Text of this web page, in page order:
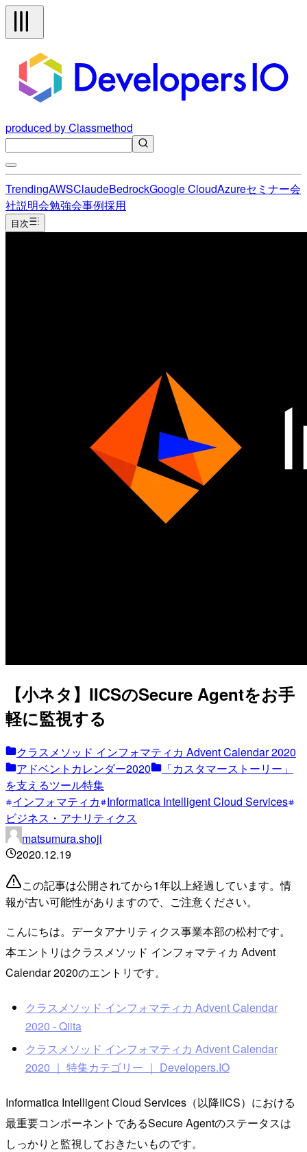
produced by Classmethod
TrendingAWSClaudeBedrockGoogle CloudAzureセミナー会
社説明会勉強会事例採用
目次
【小ネタ】IICSのSecure Agentをお手
軽に監視する
クラスメソッド インフォマティカ Advent Calendar 2020
アドベントカレンダー2020
「カスタマーストーリー」
を支えるツール特集
インフォマティカ Informatica Intelligent Cloud Services
ビジネス・アナリティクス
matsumura.shoji
2020.12.19
この記事は公開されてから1年以上経過しています。情
報が古い可能性がありますので、ご注意ください。
こんにちは。データアナリティクス事業本部の松村です。
本エントリはクラスメソッド インフォマティカ Advent
Calendar 2020のエントリです。
クラスメソッド インフォマティカ Advent Calendar
2020 - Qiita
クラスメソッド インフォマティカ Advent Calendar
2020 ｜ 特集カテゴリー ｜ Developers.IO
Informatica Intelligent Cloud Services（以降IICS）における
最重要コンポーネントであるSecure Agentのステータスは
しっかりと監視しておきたいものです。